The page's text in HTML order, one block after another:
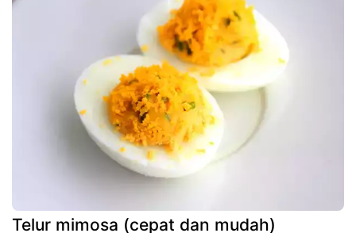
Telur mimosa (cepat dan mudah)